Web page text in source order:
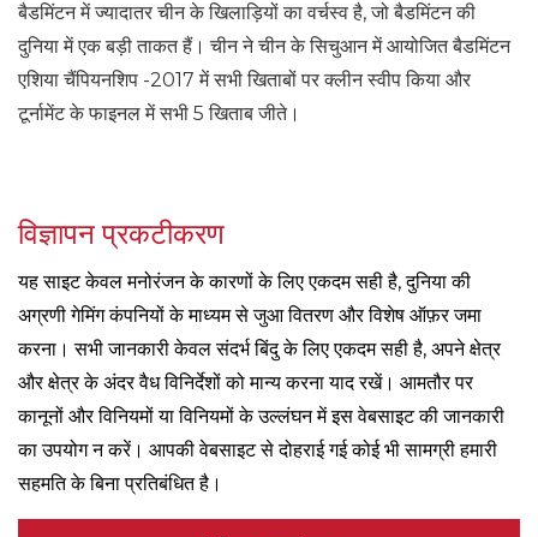
बैडमिंटन में ज्यादातर चीन के खिलाड़ियों का वर्चस्व है, जो बैडमिंटन की
दुनिया में एक बड़ी ताकत हैं। चीन ने चीन के सिचुआन में आयोजित बैडमिंटन
एशिया चैंपियनशिप -2017 में सभी खिताबों पर क्लीन स्वीप किया और
टूर्नामेंट के फाइनल में सभी 5 खिताब जीते।
विज्ञापन प्रकटीकरण
यह साइट केवल मनोरंजन के कारणों के लिए एकदम सही है, दुनिया की
अग्रणी गेमिंग कंपनियों के माध्यम से जुआ वितरण और विशेष ऑफ़र जमा
करना। सभी जानकारी केवल संदर्भ बिंदु के लिए एकदम सही है, अपने क्षेत्र
और क्षेत्र के अंदर वैध विनिर्देशों को मान्य करना याद रखें। आमतौर पर
कानूनों और विनियमों या विनियमों के उल्लंघन में इस वेबसाइट की जानकारी
का उपयोग न करें। आपकी वेबसाइट से दोहराई गई कोई भी सामग्री हमारी
सहमति के बिना प्रतिबंधित है।